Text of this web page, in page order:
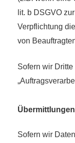
lit. b DSGVO
Verpflichtung
von
Sofern wir
Sofern wir